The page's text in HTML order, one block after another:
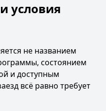
условия
не названием
состоянием
и доступным
всё равно требует